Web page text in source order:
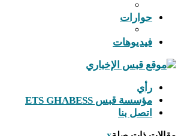
حوارات
فيديوهات
رأي
مؤسسة قبس ETS GHABESS
اتصل بنا